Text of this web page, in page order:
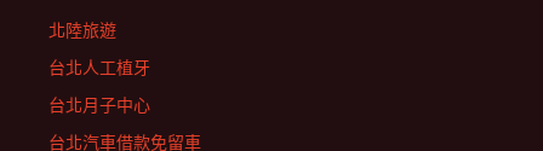
北陸旅遊
台北人工植牙
台北月子中心
台北汽車借款免留車